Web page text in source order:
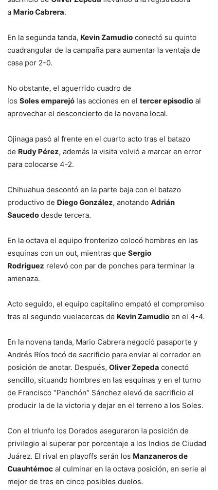
a Mario Cabrera.
En la segunda tanda, Kevin Zamudio conectó su quinto
cuadrangular de la campaña para aumentar la ventaja de
casa por 2-0.
No obstante, el aguerrido cuadro de
los Soles emparejó las acciones en el tercer episodio al
aprovechar el desconcierto de la novena local.
Ojinaga pasó al frente en el cuarto acto tras el batazo
de Rudy Pérez, además la visita volvió a marcar en error
para colocarse 4-2.
Chihuahua descontó en la parte baja con el batazo
productivo de Diego González, anotando Adrián
Saucedo desde tercera.
En la octava el equipo fronterizo colocó hombres en las
esquinas con un out, mientras que Sergio
Rodríguez relevó con par de ponches para terminar la
amenaza.
Acto seguido, el equipo capitalino empató el compromiso
tras el segundo vuelacercas de Kevin Zamudio en el 4-4.
En la novena tanda, Mario Cabrera negoció pasaporte y
Andrés Ríos tocó de sacrificio para enviar al corredor en
posición de anotar. Después, Oliver Zepeda conectó
sencillo, situando hombres en las esquinas y en el turno
de Francisco “Panchón” Sánchez elevó de sacrificio al
producir la de la victoria y dejar en el terreno a los Soles.
Con el triunfo los Dorados aseguraron la posición de
privilegio al superar por porcentaje a los Indios de Ciudad
Juárez. El rival en playoffs serán los Manzaneros de
Cuauhtémoc al culminar en la octava posición, en serie al
mejor de tres en cinco posibles duelos.